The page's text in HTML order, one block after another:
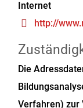
Internet
http://
Die
Verfahren) zur